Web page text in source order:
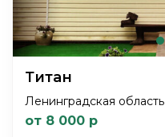
Титан
Ленинградская область
от 8 000 р